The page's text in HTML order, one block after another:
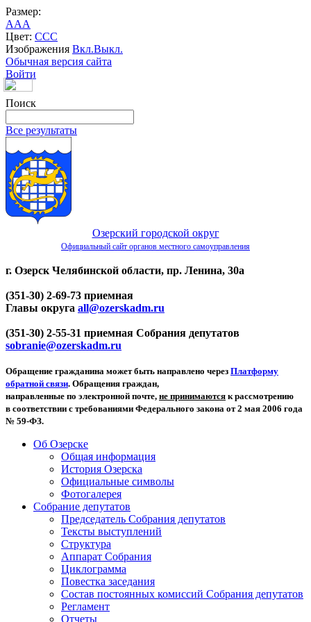
Размер:
AAA
Цвет: CCC
Изображения Вкл.Выкл.
Обычная версия сайта
Войти
Поиск
Все результаты
Озерский городской округ
Официальный сайт органов местного самоуправления
г. Озерск Челябинской области, пр. Ленина, 30а
(351-30) 2-69-73 приемная
Главы округа all@ozerskadm.ru
(351-30) 2-55-31 приемная Собрания депутатов
sobranie@ozerskadm.ru
Обращение гражданина может быть направлено через Платформу
обратной связи. Обращения граждан,
направленные по электронной почте, не принимаются к рассмотрению
в соответствии с требованиями Федерального закона от 2 мая 2006 года
№ 59-ФЗ.
Об Озерске
Общая информация
История Озерска
Официальные символы
Фотогалерея
Собрание депутатов
Председатель Собрания депутатов
Тексты выступлений
Структура
Аппарат Собрания
Циклограмма
Повестка заседания
Состав постоянных комиссий Собрания депутатов
Регламент
Отчеты